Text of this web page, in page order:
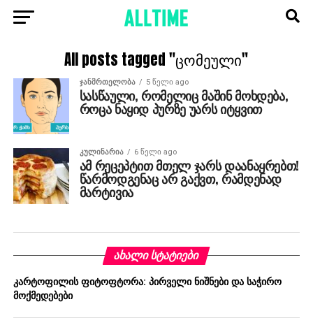
All posts tagged "ცომეული"
ᲯᲐᲜᲛᲠᲗᲔᲚᲝᲑᲐ 5 წელი ago
სასწაული, რომელიც მაშინ მოხდება,
როცა ნაყიდ პურზე უარს იტყვით
ᲙᲣᲚᲘᲜᲐᲠᲘᲐ 6 წელი ago
ამ რეცეპტით მთელ ჯარს დაანაყრებთ!
წარმოდგენაც არ გაქვთ, რამდენად
მარტივია
ᲐᲮᲐᲚᲘ ᲡᲢᲐᲢᲘᲔᲑᲘ
კარტოფილის ფიტოფტორა: პირველი ნიშნები და საჭირო
მოქმედებები